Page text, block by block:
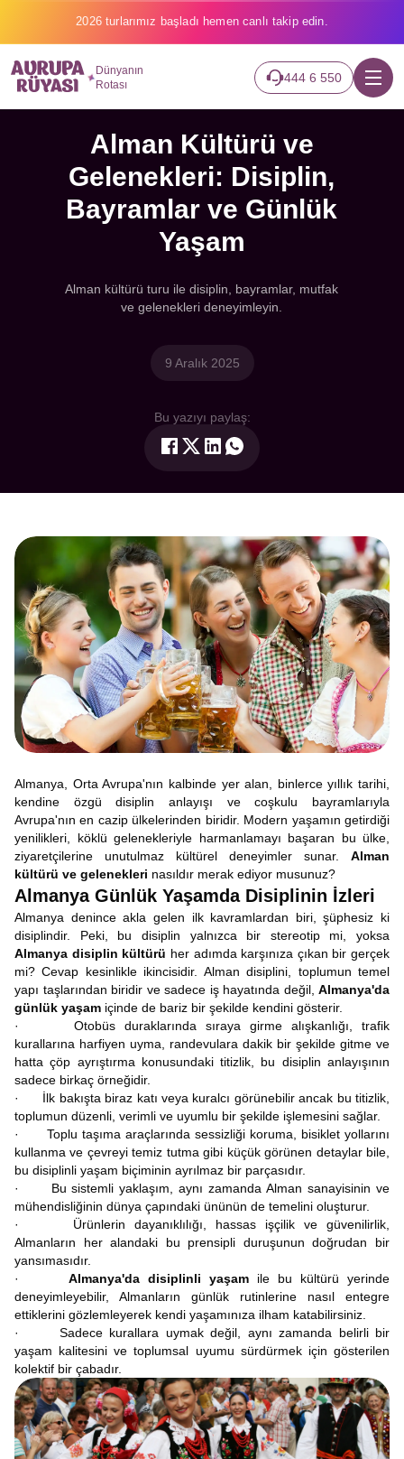
2026 turlarımız başladı hemen canlı takip edin.
Dünyanın
Rotası
444 6 550
Alman Kültürü ve
Gelenekleri: Disiplin,
Bayramlar ve Günlük
Yaşam
Alman kültürü turu ile disiplin, bayramlar, mutfak
ve gelenekleri deneyimleyin.
9 Aralık 2025
Bu yazıyı paylaş:
Almanya, Orta Avrupa'nın kalbinde yer alan, binlerce yıllık tarihi,
kendine özgü disiplin anlayışı ve coşkulu bayramlarıyla
Avrupa'nın en cazip ülkelerinden biridir. Modern yaşamın getirdiği
yenilikleri, köklü gelenekleriyle harmanlamayı başaran bu ülke,
ziyaretçilerine unutulmaz kültürel deneyimler sunar. Alman
kültürü ve gelenekleri nasıldır merak ediyor musunuz?
Almanya Günlük Yaşamda Disiplinin İzleri
Almanya denince akla gelen ilk kavramlardan biri, şüphesiz ki
disiplindir. Peki, bu disiplin yalnızca bir stereotip mi, yoksa
Almanya disiplin kültürü her adımda karşınıza çıkan bir gerçek
mi? Cevap kesinlikle ikincisidir. Alman disiplini, toplumun temel
yapı taşlarından biridir ve sadece iş hayatında değil, Almanya'da
günlük yaşam içinde de bariz bir şekilde kendini gösterir.
· Otobüs duraklarında sıraya girme alışkanlığı, trafik
kurallarına harfiyen uyma, randevulara dakik bir şekilde gitme ve
hatta çöp ayrıştırma konusundaki titizlik, bu disiplin anlayışının
sadece birkaç örneğidir.
· İlk bakışta biraz katı veya kuralcı görünebilir ancak bu titizlik,
toplumun düzenli, verimli ve uyumlu bir şekilde işlemesini sağlar.
· Toplu taşıma araçlarında sessizliği koruma, bisiklet yollarını
kullanma ve çevreyi temiz tutma gibi küçük görünen detaylar bile,
bu disiplinli yaşam biçiminin ayrılmaz bir parçasıdır.
· Bu sistemli yaklaşım, aynı zamanda Alman sanayisinin ve
mühendisliğinin dünya çapındaki ününün de temelini oluşturur.
· Ürünlerin dayanıklılığı, hassas işçilik ve güvenilirlik,
Almanların her alandaki bu prensipli duruşunun doğrudan bir
yansımasıdır.
· Almanya'da disiplinli yaşam ile bu kültürü yerinde
deneyimleyebilir, Almanların günlük rutinlerine nasıl entegre
ettiklerini gözlemleyerek kendi yaşamınıza ilham katabilirsiniz.
· Sadece kurallara uymak değil, aynı zamanda belirli bir
yaşam kalitesini ve toplumsal uyumu sürdürmek için gösterilen
kolektif bir çabadır.